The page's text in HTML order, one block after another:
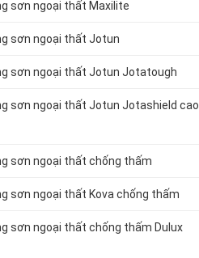
sơn ngoại thất Maxilite
sơn ngoại thất Jotun
sơn ngoại thất Jotun Jotatough
sơn ngoại thất Jotun Jotashield cao
sơn ngoại thất chống thấm
sơn ngoại thất Kova chống thấm
sơn ngoại thất chống thấm Dulux